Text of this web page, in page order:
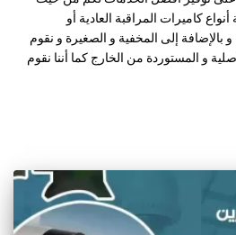
كاميرات المراقبة العادية أو
و بالإضافة إلى المخفية و الصغيرة و نقوم
و المستوردة من الخارج كما أننا نقوم